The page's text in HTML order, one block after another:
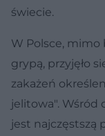
świecie.
W Polsce, mimo
grypą, przyjęło
zakażeń
jelitowa". Wśród
jest najczęstszą